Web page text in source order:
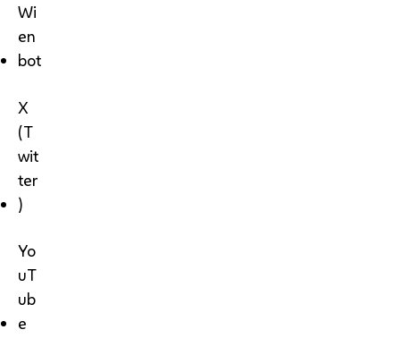
Wi
en
bot
X
(T
wit
ter
)
Yo
uT
ub
e